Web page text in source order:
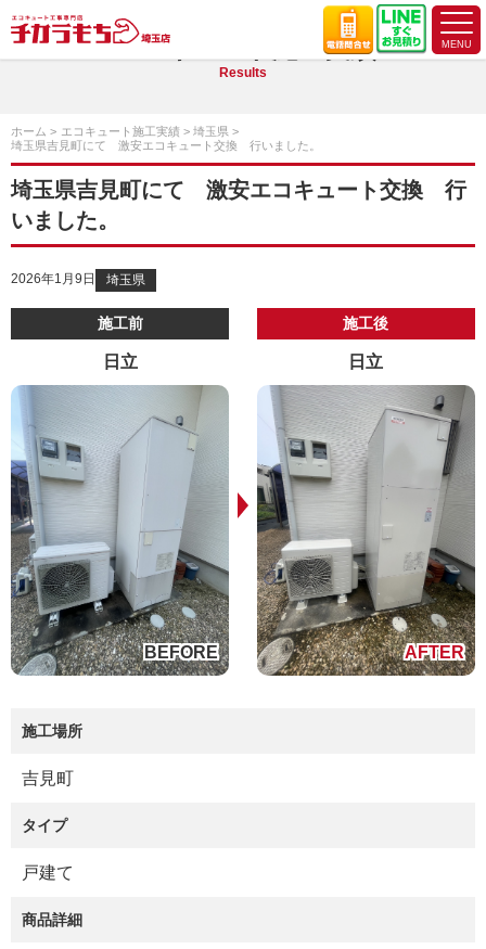
エコキュート施工実績
Results
ホーム エコキュート施工実績
埼玉県
埼玉県吉見町にて 激安エコキュート交換 行いました。
埼玉県吉見町にて 激安エコキュート交換 行
いました。
2026年1月9日 埼玉県
施工前
日立
施工後
日立
施工場所
吉見町
タイプ
戸建て
商品詳細